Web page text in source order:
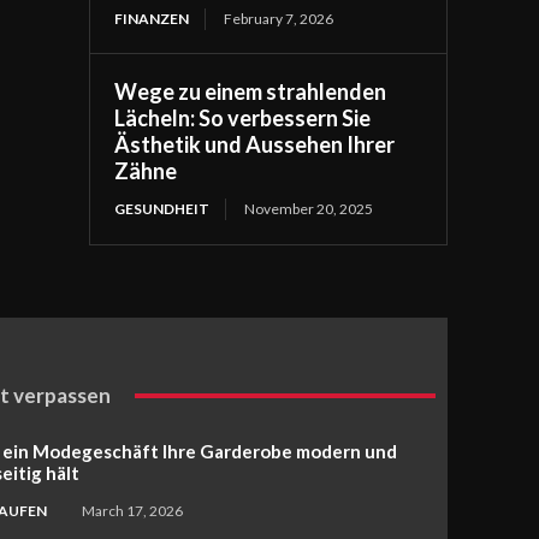
FINANZEN February 7, 2026
Wege zu einem strahlenden
Lächeln: So verbessern Sie
Ästhetik und Aussehen Ihrer
Zähne
GESUNDHEIT November 20, 2025
verpassen
Modegeschäft Ihre Garderobe modern und
hält
March 17, 2026